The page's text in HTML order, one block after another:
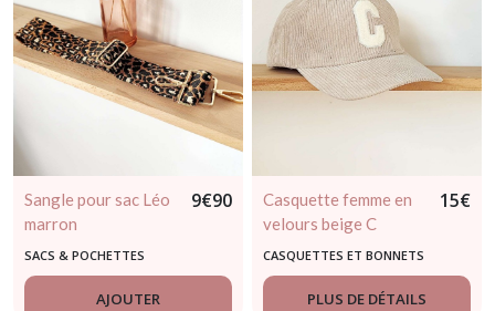
Sangle pour sac Léo
marron
9€90
SACS & POCHETTES
AJOUTER
Casquette femme en
velours beige C
15€
CASQUETTES ET BONNETS
PLUS DE DÉTAILS